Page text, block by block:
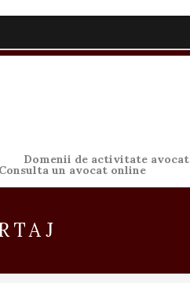
Domenii de activitate avocat
Consulta un avocat online